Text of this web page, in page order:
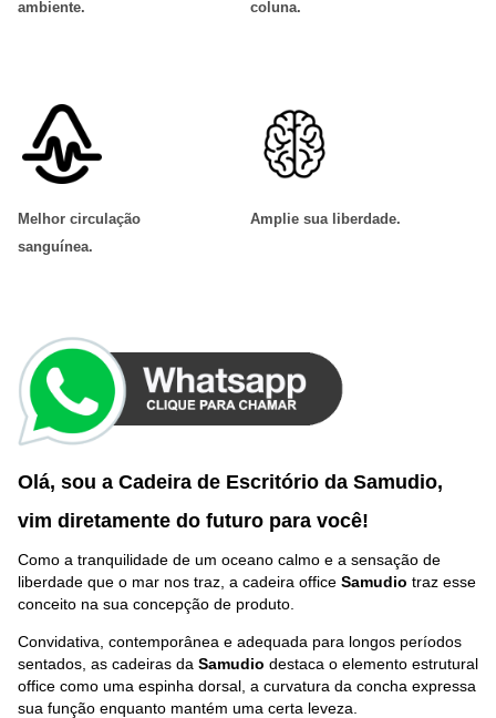
ambiente.
coluna.
Melhor circulação
sanguínea.
Amplie sua liberdade.
Olá, sou a Cadeira de Escritório da Samudio,
vim diretamente do futuro para você!
Como a tranquilidade de um oceano calmo e a sensação de
liberdade que o mar nos traz, a cadeira office Samudio traz esse
conceito na sua concepção de produto.
Convidativa, contemporânea e adequada para longos períodos
sentados, as cadeiras da Samudio destaca o elemento estrutural
office como uma espinha dorsal, a curvatura da concha expressa
sua função enquanto mantém uma certa leveza.